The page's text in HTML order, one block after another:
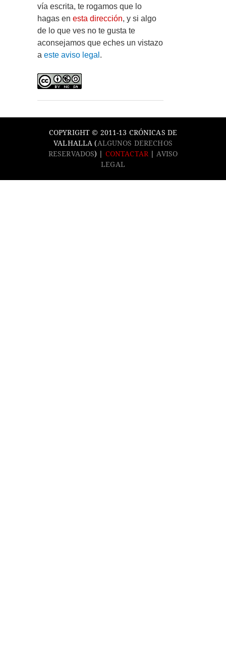
vía escrita, te rogamos que lo
hagas en esta dirección, y si algo
de lo que ves no te gusta te
aconsejamos que eches un vistazo
a este aviso legal .
COPYRIGHT © 2011-13 CRÓNICAS DE
VALHALLA (ALGUNOS DERECHOS
RESERVADOS) | CONTACTAR|AVISO
LEGAL